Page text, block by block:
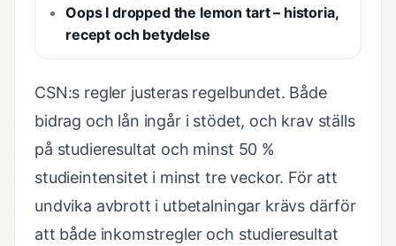
Oops I dropped the lemon tart – historia,
recept och betydelse
CSN:s regler justeras regelbundet. Både
bidrag och lån ingår i stödet, och krav ställs
på studieresultat och minst 50 %
studieintensitet i minst tre veckor. För att
undvika avbrott i utbetalningar krävs därför
att både inkomstregler och studieresultat